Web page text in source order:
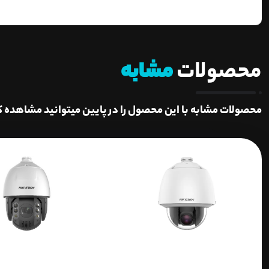
محصولاتمشابه
محصولات مشابه با این محصول را در پایین میتوانید مشاهده